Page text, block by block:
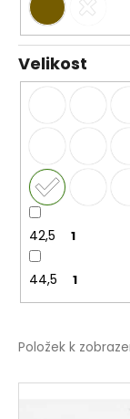
Velikost
42,5 1
44,5 1
Položek k
V